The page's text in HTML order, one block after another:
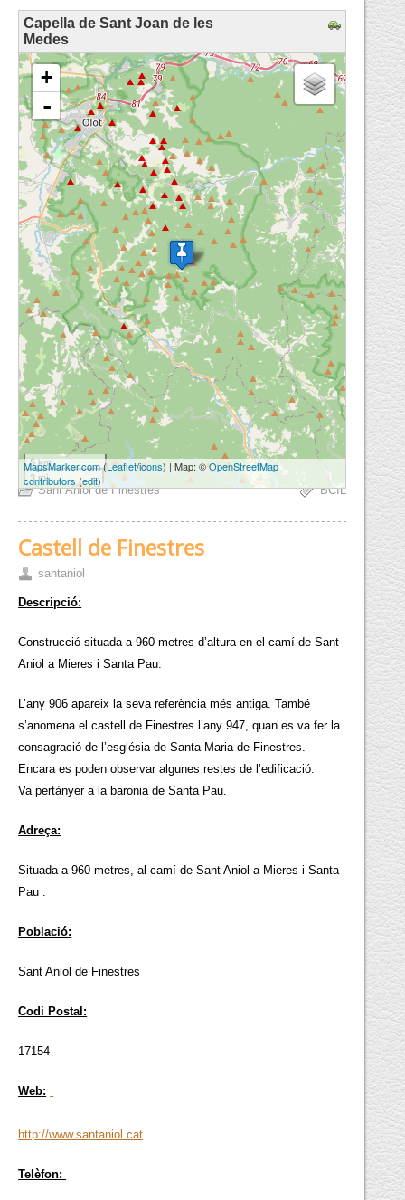
Capella de Sant Joan de les
Medes
loading map - please wait...
+
-
5 km
3 mi
MapsMarker.com(Leaflet/icons) | Map: ©OpenStreetMap
contributors (edit)
Sant Aniol de Finestres BCIL
Castell de Finestres
santaniol
Descripció:
Construcció situada a 960 metres d’altura en el camí de Sant
Aniol a Mieres i Santa Pau.
L’any 906 apareix la seva referència més antiga. També
s’anomena el castell de Finestres l’any 947, quan es va fer la
consagració de l’església de Santa Maria de Finestres.
Encara es poden observar algunes restes de l’edificació.
Va pertànyer a la baronia de Santa Pau.
Adreça:
Situada a 960 metres, al camí de Sant Aniol a Mieres i Santa
Pau .
Població:
Sant Aniol de Finestres
Codi Postal:
17154
Web:
http://www.santaniol.cat
Telèfon: